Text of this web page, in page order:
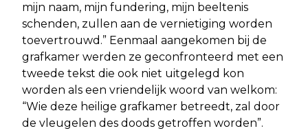
mijn naam, mijn fundering, mijn beeltenis
schenden, zullen aan de vernietiging worden
toevertrouwd.” Eenmaal aangekomen bij de
grafkamer werden ze geconfronteerd met een
tweede tekst die ook niet uitgelegd kon
worden als een vriendelijk woord van welkom:
“Wie deze heilige grafkamer betreedt, zal door
de vleugelen des doods getroffen worden”.